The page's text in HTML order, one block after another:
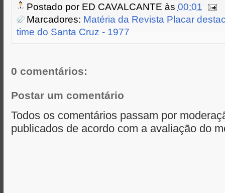
n
t
t
e
r
e
b
o
o
s
e
n
g
t
s
A
p
Postado por ED CAVALCANTE às 00:01
Marcadores: Matéria da Revista Placar
time do Santa Cruz - 1977
0 comentários:
Postar um comentário
Todos os comentários passam por
publicados de acordo com a avaliação do